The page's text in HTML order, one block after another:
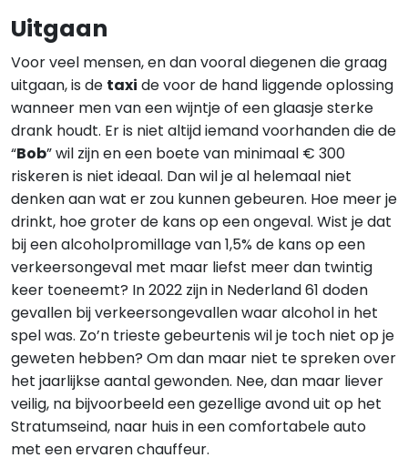
Uitgaan
Voor veel mensen, en dan vooral diegenen die graag
uitgaan, is de taxi de voor de hand liggende oplossing
wanneer men van een wijntje of een glaasje sterke
drank houdt. Er is niet altijd iemand voorhanden die de
“Bob” wil zijn en een boete van minimaal € 300
riskeren is niet ideaal. Dan wil je al helemaal niet
denken aan wat er zou kunnen gebeuren. Hoe meer je
drinkt, hoe groter de kans op een ongeval. Wist je dat
bij een alcoholpromillage van 1,5% de kans op een
verkeersongeval met maar liefst meer dan twintig
keer toeneemt? In 2022 zijn in Nederland 61 doden
gevallen bij verkeersongevallen waar alcohol in het
spel was. Zo’n trieste gebeurtenis wil je toch niet op je
geweten hebben? Om dan maar niet te spreken over
het jaarlijkse aantal gewonden. Nee, dan maar liever
veilig, na bijvoorbeeld een gezellige avond uit op het
Stratumseind, naar huis in een comfortabele auto
met een ervaren chauffeur.